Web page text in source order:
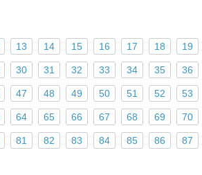
13 14 15 16 17 18 19
30 31 32 33 34 35 36
47 48 49 50 51 52 53
64 65 66 67 68 69 70
81 82 83 84 85 86 87